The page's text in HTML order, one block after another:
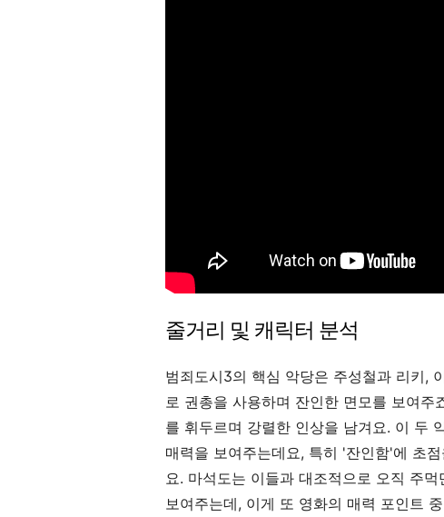
줄거리 및 캐릭터 분석
범죄도시3의 핵심 악당은 주성철과 리키,
로 권총을 사용하며 잔인한 면모를 보여
를 휘두르며 강렬한 인상을 남겨요. 이 두
매력을 보여주는데요, 특히 '잔인함'에 초
요. 마석도는 이들과 대조적으로 오직 주
보여주는데, 이게 또 영화의 매력 포인트